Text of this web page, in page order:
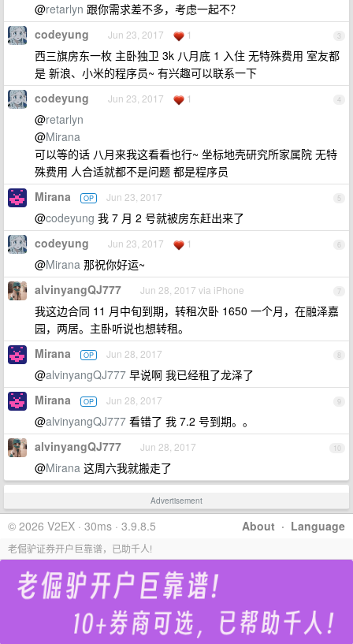
@retarlyn 跟你需求差不多，考虑一起不？
3
codeyung Jun 23, 2017 1
西三旗房东一枚 主卧独卫 3k 八月底 1 入住 无特殊费用 室友都
是 新浪、小米的程序员~ 有兴趣可以联系一下
4
codeyung Jun 23, 2017 1
@retarlyn
@Mirana
可以等的话 八月来我这看看也行~ 坐标地壳研究所家属院 无特
殊费用 人合适就都不是问题 都是程序员
5
Mirana OP Jun 23, 2017
@codeyung 我 7 月 2 号就被房东赶出来了
6
codeyung Jun 23, 2017 1
@Mirana 那祝你好运~
7
alvinyangQJ777 Jun 28, 2017 via iPhone
我这边合同 11 月中旬到期，转租次卧 1650 一个月，在融泽嘉
园，两居。主卧听说也想转租。
8
Mirana OP Jun 28, 2017
@alvinyangQJ777 早说啊 我已经租了龙泽了
9
Mirana OP Jun 28, 2017
@alvinyangQJ777 看错了 我 7.2 号到期。。
10
alvinyangQJ777 Jun 28, 2017
@Mirana 这周六我就搬走了
Advertisement
About · Language
© 2026 V2EX · 30ms · 3.9.8.5
老倔驴证券开户巨靠谱，已助千人!